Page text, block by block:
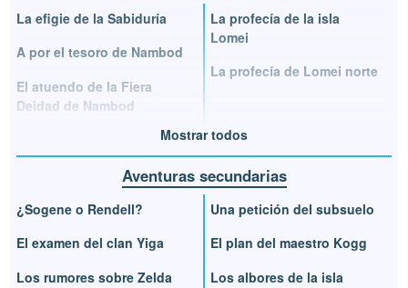
La efigie de la Sabiduría
A por el tesoro de Nambod
El atuendo de la Fiera
Deidad de Nambod
La profecía de la isla
Lomei
La profecía de Lomei norte
Mostrar todos
Aventuras secundarias
¿Sogene o Rendell?
El examen del clan Yiga
Los rumores sobre Zelda
Una petición del subsuelo
El plan del maestro Kogg
Los albores de la isla